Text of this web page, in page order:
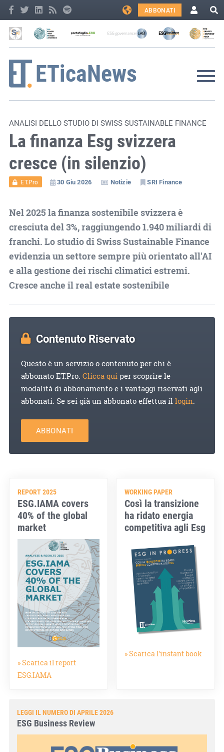
ABBONATI
ANALISI DELLO STUDIO DI SWISS SUSTAINABLE FINANCE
La finanza Esg svizzera
cresce (in silenzio)
ET.Pro 30 Giu 2026 Notizie SRI Finance
Nel 2025 la finanza sostenibile svizzera è
cresciuta del 3%, raggiungendo 1.940 miliardi di
franchi. Lo studio di Swiss Sustainable Finance
evidenzia un settore sempre più orientato all'AI
e alla gestione dei rischi climatici estremi.
Cresce anche il real estate sostenibile
Contenuto Riservato
Questo è un servizio o contenuto per chi è
abbonato ET.Pro. Clicca quiper scoprire le
modalità di abbonamento e i vantaggi riservati agli
abbonati. Se sei già un abbonato effettua illogin.
ABBONATI
REPORT 2025
ESG.IAMA covers
40% of the global
market
» Scarica il report
ESG.IAMA
WORKING PAPER
Così la transizione
ha ridato energia
competitiva agli Esg
» Scarica l'instant book
LEGGI IL NUMERO DI APRILE 2026
ESG Business Review